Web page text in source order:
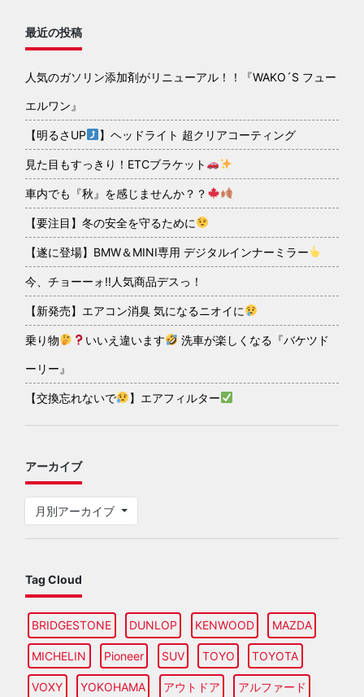
最近の投稿
人気のガソリン添加剤がリニューアル！！『WAKO´S フュー
エルワン』
【明るさUP 】ヘッドライト 超クリアコーティング
見た目もすっきり！ETCブラケット
車内でも『秋』を感じませんか？？
【要注目】冬の安全を守るために
【遂に登場】BMW＆MINI専用 デジタルインナーミラー
今、チョーーォ!!人気商品デスっ！
【新発売】エアコン消臭 気になるニオイに
乗り物 いいえ違います 洗車が楽しくなる『バケツド
ーリー』
【交換忘れないで 】エアフィルター
アーカイブ
月別アーカイブ
Tag Cloud
BRIDGESTONE DUNLOP KENWOOD MAZDA
MICHELIN Pioneer SUV TOYO TOYOTA
VOXY YOKOHAMA アウトドア アルファード